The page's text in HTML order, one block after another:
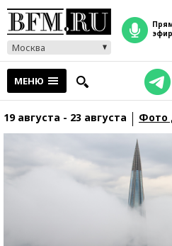
Москва
прямой
эфир
МЕНЮ
19 августа - 23 августа Фото